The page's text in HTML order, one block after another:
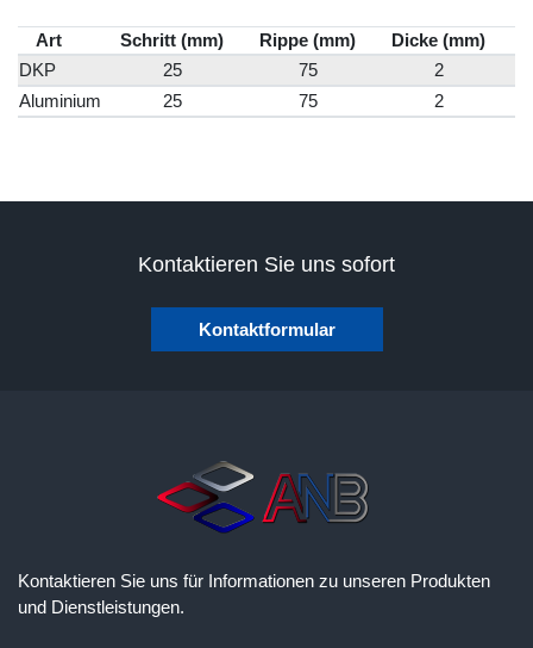
Art Schritt (mm) Rippe (mm) Dicke (mm)
DKP
25 75
2
Aluminium
25 75 2
Kontaktieren Sie uns sofort
Kontaktformular
Kontaktieren Sie uns für Informationen zu unseren Produkten
und Dienstleistungen.